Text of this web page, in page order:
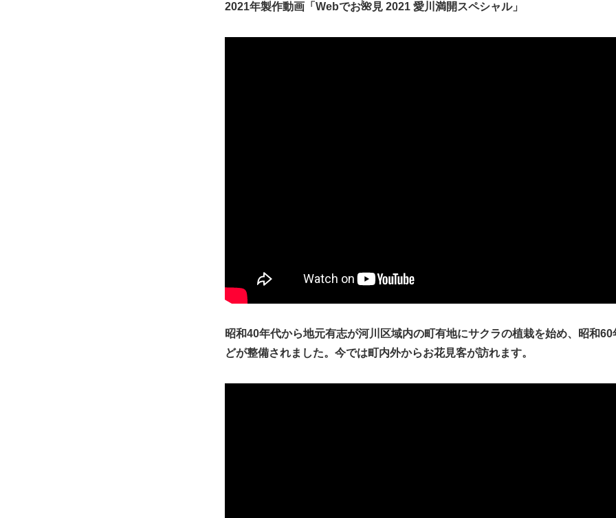
2021年製作動画「Webでお🌺見 2021 愛川満開スペシャル」
昭和40年代から地元有志が河川区域内の町有地にサクラの植栽を始め、昭和
どが整備されました。今では町内外からお花見客が訪れます。